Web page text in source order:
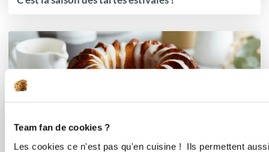
Team fan de cookies ?
Les cookies ce n'est pas qu'en cuisine ! Ils permettent